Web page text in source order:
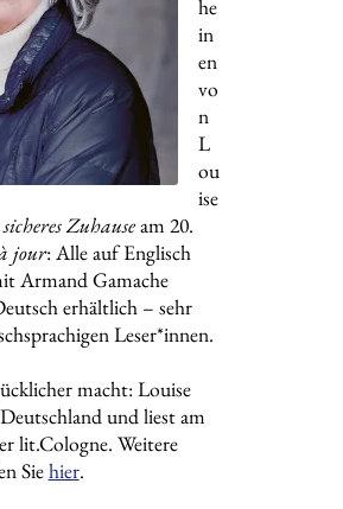
he
in
en
vo
n
L
ou
ise
Zuhauseam 20.
jour: Alle auf Englisch
Armand Gamache
erhältlich – sehr
Leser*innen.
macht: Louise
und liest am
lit.Cologne. Weitere
Siehier.